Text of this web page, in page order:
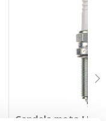
Candela moto